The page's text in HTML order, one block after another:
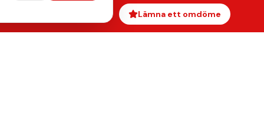
Lämna ett omdöme